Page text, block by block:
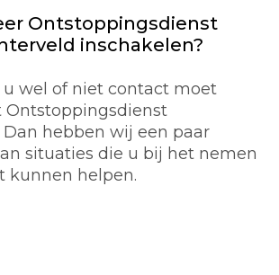
Ontstoppingsdienst
inschakelen?
wel of niet contact moet
hebben wij een paar
situaties die u bij het nemen
kunnen helpen.